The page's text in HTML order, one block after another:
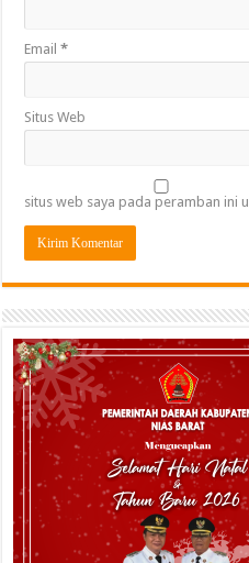
Email*
Situs Web
situs web saya pada peramban ini